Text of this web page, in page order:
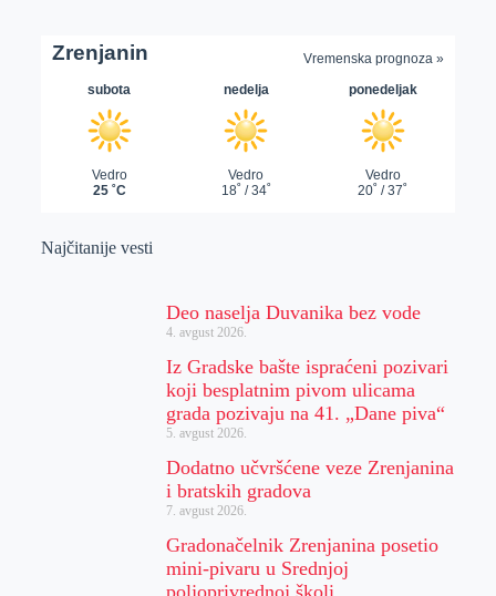
Najčitanije vesti
Deo naselja Duvanika bez vode
4. avgust 2026.
Iz Gradske bašte ispraćeni pozivari
koji besplatnim pivom ulicama
grada pozivaju na 41. „Dane piva“
5. avgust 2026.
Dodatno učvršćene veze Zrenjanina
i bratskih gradova
7. avgust 2026.
Gradonačelnik Zrenjanina posetio
mini-pivaru u Srednjoj
poljoprivrednoj školi